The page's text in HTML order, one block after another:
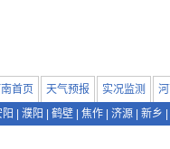
首页 天气预报 实况监测
濮阳 鹤壁 焦作 济源 新乡